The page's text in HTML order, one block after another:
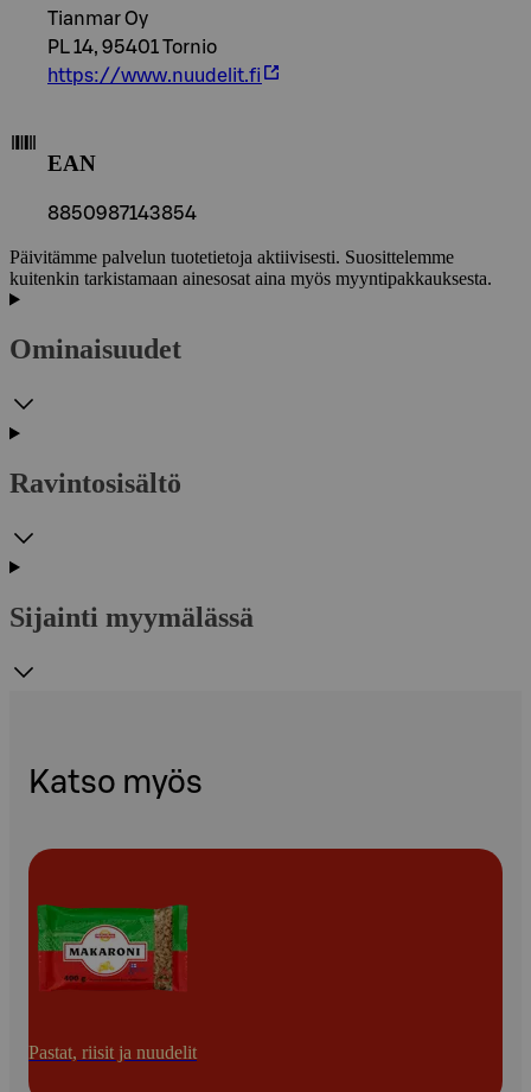
Tianmar Oy
PL 14, 95401 Tornio
https://www.nuudelit.fi
EAN
8850987143854
Päivitämme palvelun tuotetietoja aktiivisesti. Suosittelemme
kuitenkin tarkistamaan ainesosat aina myös myyntipakkauksesta.
Ominaisuudet
Ravintosisältö
Sijainti myymälässä
Katso myös
Pastat, riisit ja nuudelit